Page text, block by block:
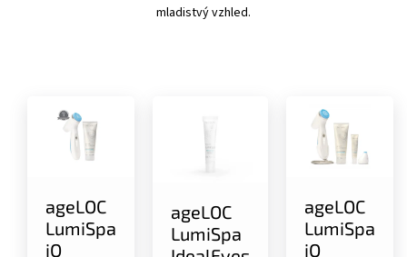
mladistvý vzhled.
ageLOC
LumiSpa
iO
ageLOC
LumiSpa
ageLOC
LumiSpa
iO